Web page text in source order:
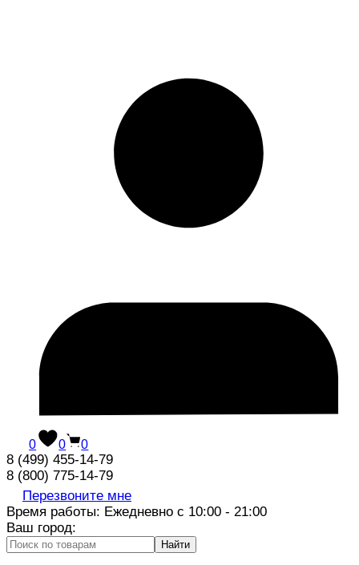
0 0 0
8 (499) 455-14-79
8 (800) 775-14-79
Перезвоните мне
Время работы: Ежедневно с 10:00 - 21:00
Ваш город:
Найти